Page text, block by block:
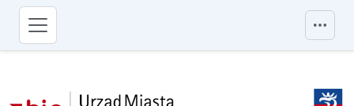
przejdź do głównego menu